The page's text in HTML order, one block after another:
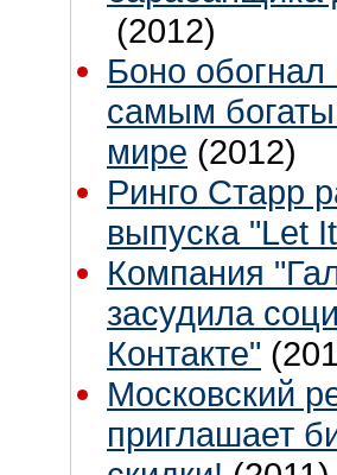
(2012)
Боно
самым
мире (2012)
Ринго Старр
выпуска "Let
Компания
засудила
Контакте"
Московский
приглашает